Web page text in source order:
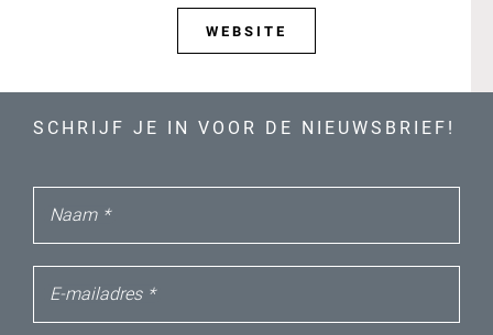
WEBSITE
SCHRIJF JE IN VOOR DE NIEUWSBRIEF!
Naam *
E-mailadres *